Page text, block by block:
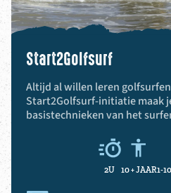
Start2Golfsurf
Altijd al willen leren
Start2Golfsurf-initiatie maak
basistechnieken van het
2U 10 +JAAR1-